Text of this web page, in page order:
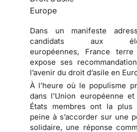
Europe
Dans un manifeste
candidats aux
européennes, France terre
expose ses
l’avenir du droit d’asile en
À l’heure où le populisme
dans l’Union européenne
États membres ont la plus
peine à s’accorder sur une
solidaire, une réponse